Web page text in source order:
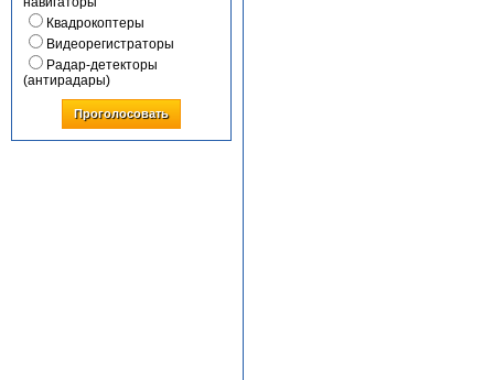
Квадрокоптеры
Видеорегистраторы
Радар-детекторы
(антирадары)
Проголосовать